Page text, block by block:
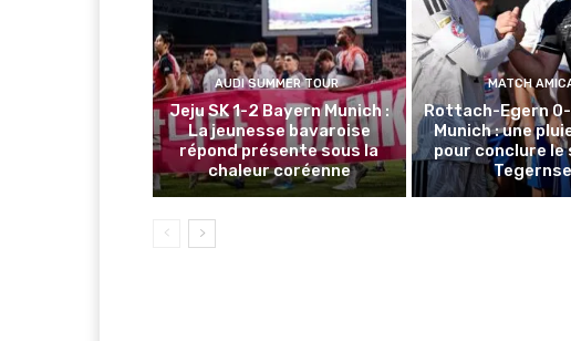
AUDI SUMMER TOUR
Jeju SK 1-2 Bayern Munich :
La jeunesse bavaroise
répond présente sous la
chaleur coréenne
MATCH
Rottach-Egern
Munich : une
pour conclure le